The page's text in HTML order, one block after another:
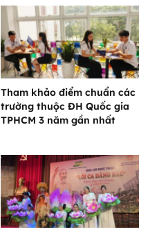
Tham khảo điểm chuẩn các
trường thuộc ĐH Quốc gia
TPHCM 3 năm gần nhất